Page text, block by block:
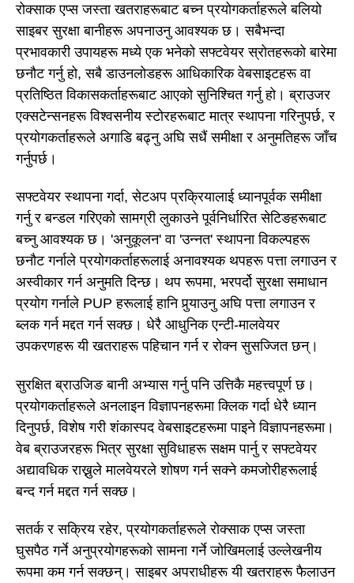
रोक्साक एप्स जस्ता खतराहरूबाट बच्न प्रयोगकर्ताहरूले बलियो
साइबर सुरक्षा बानीहरू अपनाउनु आवश्यक छ। सबैभन्दा
प्रभावकारी उपायहरू मध्ये एक भनेको सफ्टवेयर स्रोतहरूको बारेमा
छनौट गर्नु हो, सबै डाउनलोडहरू आधिकारिक वेबसाइटहरू वा
प्रतिष्ठित विकासकर्ताहरूबाट आएको सुनिश्चित गर्नु हो। ब्राउजर
एक्सटेन्सनहरू विश्वसनीय स्टोरहरूबाट मात्र स्थापना गरिनुपर्छ, र
प्रयोगकर्ताहरूले अगाडि बढ्नु अघि सधैं समीक्षा र अनुमतिहरू जाँच
गर्नुपर्छ।
सफ्टवेयर स्थापना गर्दा, सेटअप प्रक्रियालाई ध्यानपूर्वक समीक्षा
गर्नु र बन्डल गरिएको सामग्री लुकाउने पूर्वनिर्धारित सेटिङहरूबाट
बच्नु आवश्यक छ। 'अनुकूलन' वा 'उन्नत' स्थापना विकल्पहरू
छनौट गर्नाले प्रयोगकर्ताहरूलाई अनावश्यक थपहरू पत्ता लगाउन र
अस्वीकार गर्न अनुमति दिन्छ। थप रूपमा, भरपर्दो सुरक्षा समाधान
प्रयोग गर्नाले PUP हरूलाई हानि पुर्‍याउनु अघि पत्ता लगाउन र
ब्लक गर्न मद्दत गर्न सक्छ। धेरै आधुनिक एन्टी-मालवेयर
उपकरणहरू यी खतराहरू पहिचान गर्न र रोक्न सुसज्जित छन्।
सुरक्षित ब्राउजिङ बानी अभ्यास गर्नु पनि उत्तिकै महत्त्वपूर्ण छ।
प्रयोगकर्ताहरूले अनलाइन विज्ञापनहरूमा क्लिक गर्दा धेरै ध्यान
दिनुपर्छ, विशेष गरी शंकास्पद वेबसाइटहरूमा पाइने विज्ञापनहरूमा।
वेब ब्राउजरहरू भित्र सुरक्षा सुविधाहरू सक्षम पार्नु र सफ्टवेयर
अद्यावधिक राख्नुले मालवेयरले शोषण गर्न सक्ने कमजोरीहरूलाई
बन्द गर्न मद्दत गर्न सक्छ।
सतर्क र सक्रिय रहेर, प्रयोगकर्ताहरूले रोक्साक एप्स जस्ता
घुसपैठ गर्ने अनुप्रयोगहरूको सामना गर्ने जोखिमलाई उल्लेखनीय
रूपमा कम गर्न सक्छन्। साइबर अपराधीहरू यी खतराहरू फैलाउन